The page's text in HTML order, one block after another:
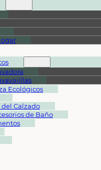
Ecológicos
del Calzado
de Baño